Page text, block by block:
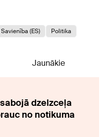
(ES) Politika
Jaunākie
dzelzceļa
no notikuma